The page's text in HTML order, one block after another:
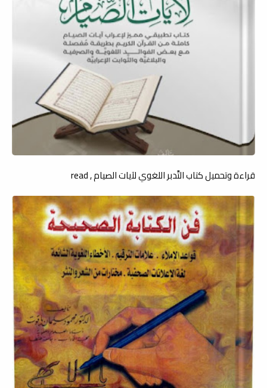
قراءة وتحميل كتاب التَّدبر اللغوي لآيات الصيام , read